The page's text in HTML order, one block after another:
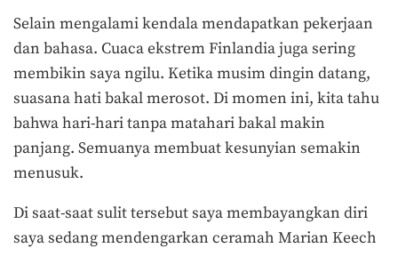
Selain mengalami kendala mendapatkan pekerjaan
dan bahasa. Cuaca ekstrem Finlandia juga sering
membikin saya ngilu. Ketika musim dingin datang,
suasana hati bakal merosot. Di momen ini, kita tahu
bahwa hari-hari tanpa matahari bakal makin
panjang. Semuanya membuat kesunyian semakin
menusuk.
Di saat-saat sulit tersebut saya membayangkan diri
saya sedang mendengarkan ceramah Marian Keech